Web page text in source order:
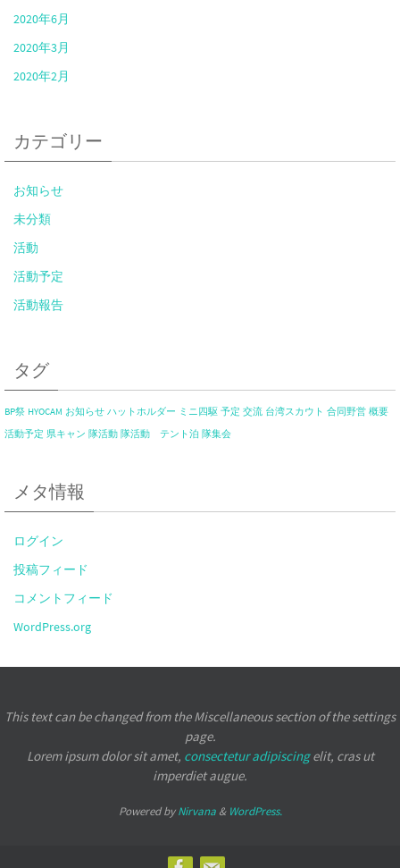
2020年6月
2020年3月
2020年2月
カテゴリー
お知らせ
未分類
活動
活動予定
活動報告
タグ
BP祭 HYOCAM お知らせ ハットホルダー ミニ四駆 予定 交流 台湾スカウト 合同野営 概要
活動予定 県キャン 隊活動 隊活動 テント泊 隊集会
メタ情報
ログイン
投稿フィード
コメントフィード
WordPress.org
This text can be changed from the Miscellaneous section of the settings
page.
Lorem ipsumdolor sit amet, consectetur adipiscingelit, cras ut
imperdiet augue.
Powered byNirvana& WordPress.